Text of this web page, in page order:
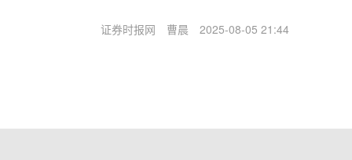
证券时报网 曹晨 2025-08-05 21:44